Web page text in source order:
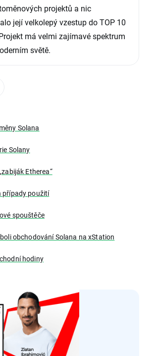
projektů a nic
její velkolepý vzestup do TOP 10
má velmi zajímavé spektrum
světě.
Solana
Solany
Etherea“
případy použití
spouštěče
obchodování Solana na xStation
hodiny